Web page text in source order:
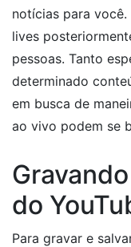
notícias para
lives
pessoas. Tanto
determinado
em busca de
ao vivo podem se
do
Para gravar e